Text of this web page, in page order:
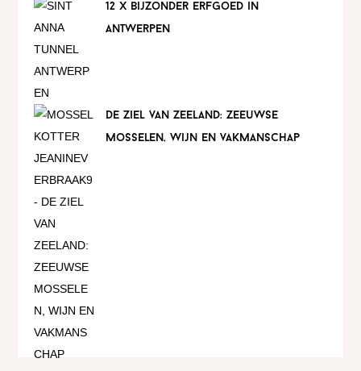
12 x bijzonder erfgoed in
antwerpen
de ziel van zeeland: zeeuwse
mosselen, wijn en vakmanschap